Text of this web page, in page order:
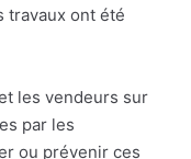
travaux ont été
les vendeurs sur
par les
ou prévenir ces